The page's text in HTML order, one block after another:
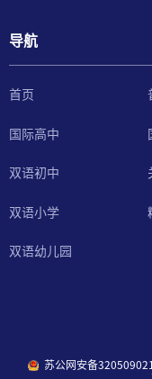
导航
首页
国际高中
双语初中
双语小学
双语幼儿园
苏公网安备